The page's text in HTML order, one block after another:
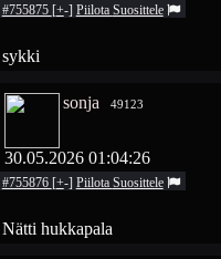
#755875 [+-] Piilota Suosittele
sykki
sonja 49123
30.05.2026 01:04:26
#755876 [+-] Piilota Suosittele
Nätti hukkapala